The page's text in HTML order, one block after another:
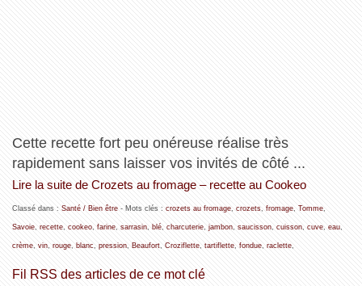
Cette recette fort peu onéreuse réalise très
rapidement sans laisser vos invités de côté ...
Lire la suite de Crozets au fromage – recette au Cookeo
Classé dans : Santé / Bien être- Mots clés : crozets au fromage, crozets, fromage, Tomme,
Savoie, recette, cookeo, farine, sarrasin, blé, charcuterie, jambon, saucisson, cuisson, cuve, eau,
crème, vin, rouge, blanc pression, Beaufort, Croziflette, tartiflette, fondue, raclette,
Fil RSS des articles de ce mot clé